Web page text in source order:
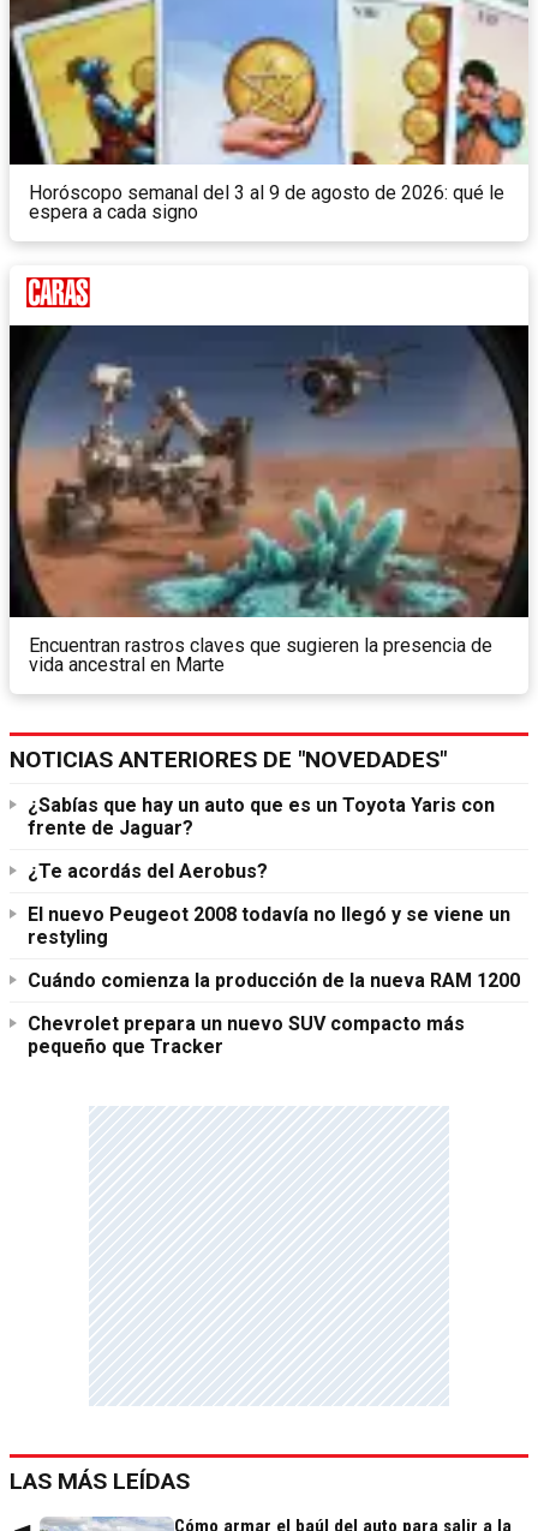
Horóscopo semanal del 3 al 9 de agosto de 2026: qué le
espera a cada signo
Encuentran rastros claves que sugieren la presencia de
vida ancestral en Marte
NOTICIAS ANTERIORES DE "NOVEDADES"
¿Sabías que hay un auto que es un Toyota Yaris con
frente de Jaguar?
¿Te acordás del Aerobus?
El nuevo Peugeot 2008 todavía no llegó y se viene un
restyling
Cuándo comienza la producción de la nueva RAM 1200
Chevrolet prepara un nuevo SUV compacto más
pequeño que Tracker
LAS MÁS LEÍDAS
Cómo armar el baúl del auto para salir a la